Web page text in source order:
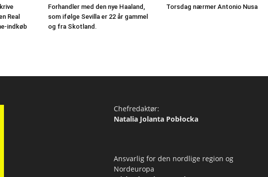
Real
indkøb
Forhandler med den nye Haaland,
som ifølge Sevilla er 22 år gammel
og fra Skotland.
Torsdag nærmer Antonio Nusa
Chefredaktør:
Natalia Jolanta Pobłocka
Ansvarlig for den nordlige region og
Nordeuropa